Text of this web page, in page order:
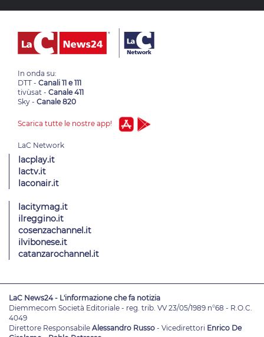
In onda su:
DTT - Canali 11 e 111
tivùsat - Canale 411
Sky - Canale 820
Scarica tutte le nostre app!
lacplay.it
lactv.it
laconair.it
lacitymag.it
ilreggino.it
cosenzachannel.it
ilvibonese.it
catanzarochannel.it
LaC News24 - L'informazione che fa notizia
Diemmecom Società Editoriale - reg. trib. VV 23/05/1989 n°68 - R.O.C.
4049
Direttore Responsabile Alessandro Russo - Vicedirettori Enrico De